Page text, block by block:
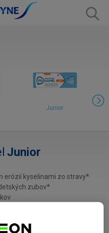
Junior
Junior
erózií kyselinami zo stravy*
zubov*
s plastovým odpadom